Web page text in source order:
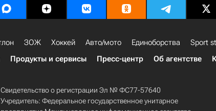
ЗОЖ Хоккей Авто/мото Единоборства Sport
Продукты и сервисы Пресс-центр Об агентстве
Свидетельство о регистрации Эл № ФС77-57640
Учредитель: Федеральное государственное унитарное